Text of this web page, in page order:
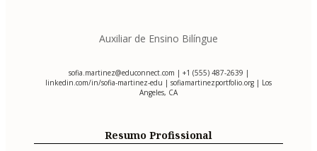
Auxiliar de Ensino Bilíngue
sofia.martinez@educonnect.com | +1 (555) 487-2639 |
linkedin.com/in/sofia-martinez-edu | sofiamartinezportfolio.org | Los
Angeles, CA
Resumo Profissional